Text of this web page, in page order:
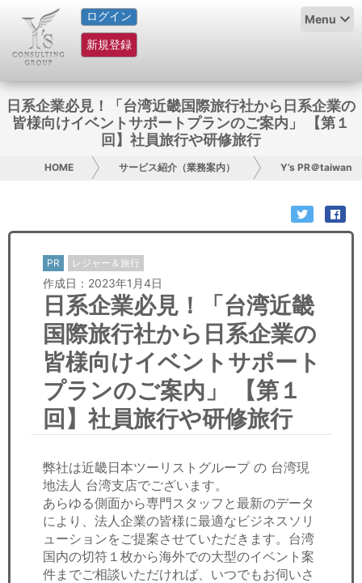
ログイン
新規登録
Menu
HOME
サービス紹介
コラム
グループ概要
採用情報
コンサルティング
リサーチ
セミナー
経済ニュース
ＩＴ
飲食店情報
日系企業必見！「台湾近畿国際旅行社から日系企業の
皆様向けイベントサポートプランのご案内」 【第１
回】社員旅行や研修旅行
HOME サービス紹介（業務案内） Y’s PR＠taiwan
PR レジャー＆旅行
作成日：2023年1月4日
日系企業必見！「台湾近畿
国際旅行社から日系企業の
皆様向けイベントサポート
プランのご案内」 【第１
回】社員旅行や研修旅行
弊社は近畿日本ツーリストグループ の 台湾現
地法人 台湾支店でございます。
あらゆる側面から専門スタッフと最新のデータ
により、法人企業の皆様に最適なビジネスソリ
ューションをご提案させていただきます。台湾
国内の切符１枚から海外での大型のイベント案
件までご相談いただければ、いつでもお伺いさ